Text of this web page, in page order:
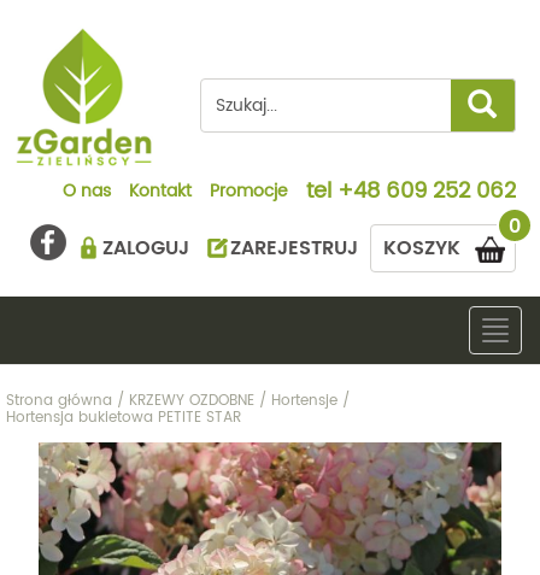
O nas Kontakt Promocje tel +48 609 252 062
0
KOSZYK
ZALOGUJ ZAREJESTRUJ
Strona główna / KRZEWY OZDOBNE / Hortensje /
Hortensja bukietowa PETITE STAR